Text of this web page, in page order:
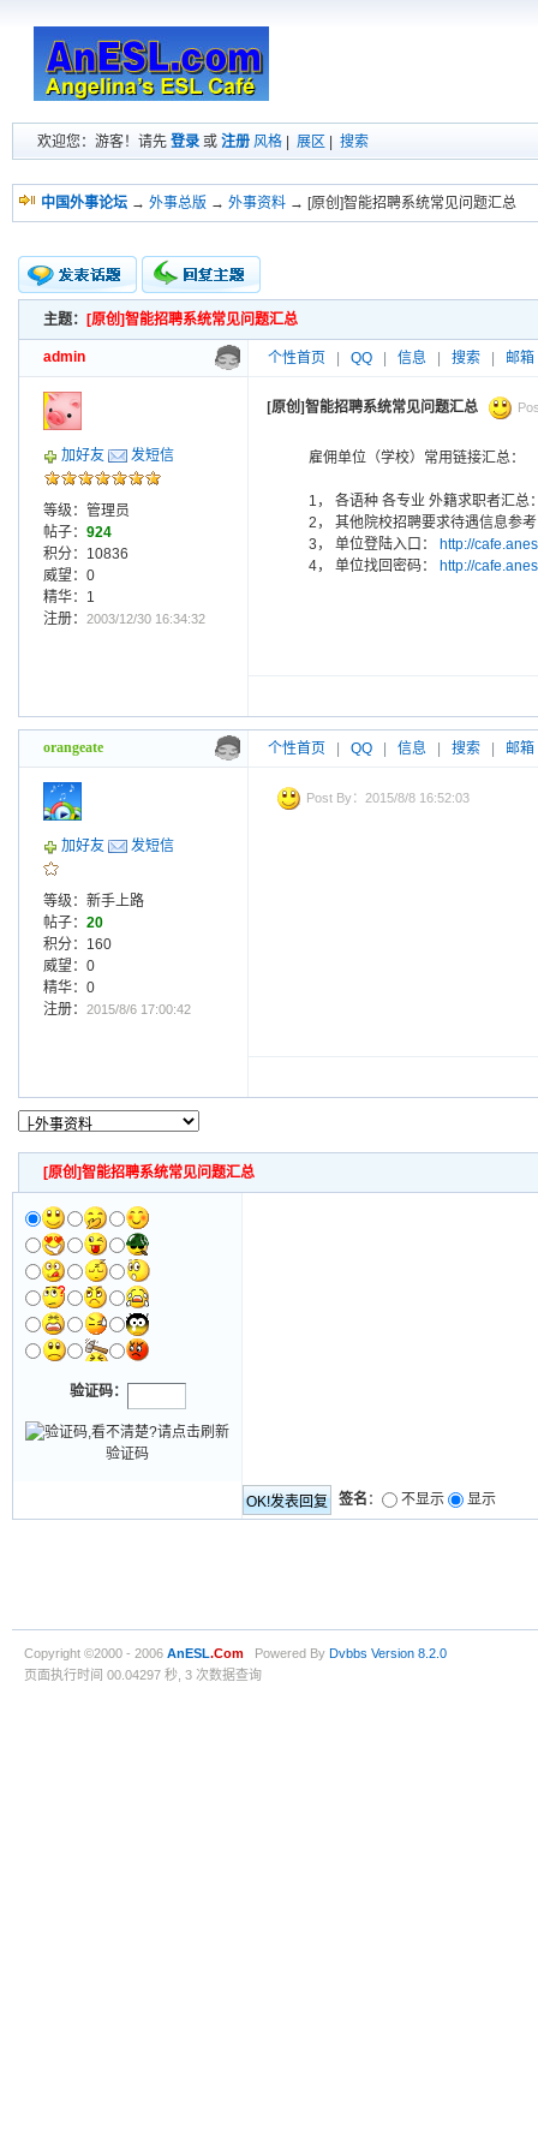
欢迎您：游客！请先 登录 或 注册 风格 展区 搜索
中国外事论坛 → 外事总版 → 外事资料 → [原创]智能招聘系统常见问题汇总
新的主题
投票帖
小字报
主题： [原创]智能招聘系统常见问题汇总
admin 个性首页 QQ 信息 搜索 邮箱
加好友 发短信
等级：管理员
帖子： 924
积分：10836
威望：0
精华：1
注册： 2003/12/30 16:34:32
[原创]智能招聘系统常见问题汇总
雇佣单位（学校）常用链接汇总：
1， 各语种 各专业 外籍求职者汇总
2， 其他院校招聘要求待遇信息参
3， 单位登陆入口： http://
4， 单位找回密码： http://
orangeate 个性首页 QQ 信息 搜索 邮箱
加好友 发短信
等级：新手上路
帖子： 20
积分：160
威望：0
精华：0
注册： 2015/8/6 17:00:42
Post By：2015/8/8 16:52:03
[原创]智能招聘系统常见问题汇总
验证码：
签名 ： 不显示 显示
Copyright ©2000 - 2006 AnESL.Com Powered By Dvbbs Version 8.2.0
页面执行时间 00.04297 秒, 3 次数据查询